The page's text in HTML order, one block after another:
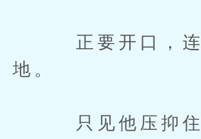
正要开口，连钩
地。
只见他压抑住了